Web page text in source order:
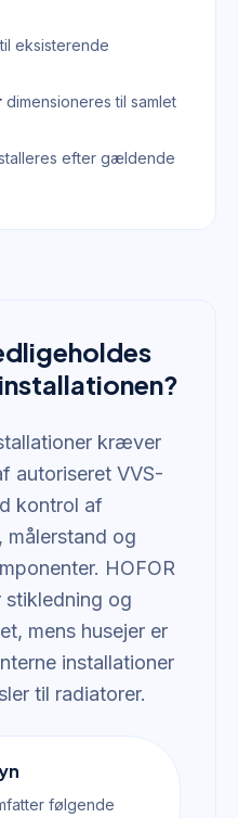
eksisterende
dimensioneres til samlet
efter gældende
kræver
autoriseret VVS-
kontrol af
målerstand og
HOFOR
og
mens husejer er
installationer
til radiatorer.
følgende